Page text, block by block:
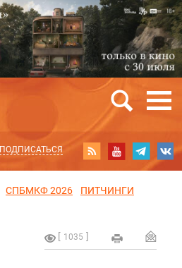
ПОДПИСАТЬСЯ
СПБМКФ 2026
ПИТЧИНГИ
1035